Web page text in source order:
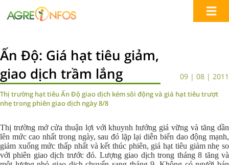
Ấn Độ: Giá hạt tiêu giảm,
giao dịch trầm lắng
09 | 08 | 2011
Thị trường hạt tiêu Ấn Độ giao dịch kém sôi động và giá hạt tiêu trượt
nhẹ trong phiên giao dịch ngày 8/8
Thị trường mở cửa thuận lợi với khuynh hướng giá vững và tăng dần
lên mức cao nhất trong ngày, sau đó lặp lại diễn biến dao động mạnh,
giảm xuống mức thấp nhất và kết thúc phiên, giá hạt tiêu giảm nhẹ so
với phiên giao dịch trước đó. Lượng giao dịch trong tháng 8 tăng và